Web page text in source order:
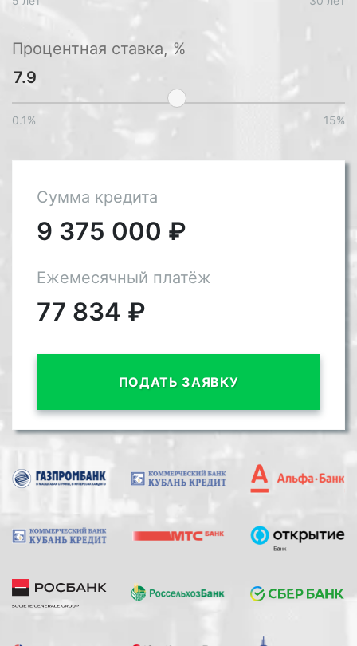
Процентная ставка, %
0.1% 15%
Сумма кредита
9 375 000 ₽
Ежемесячный платёж
77 834 ₽
ПОДАТЬ ЗАЯВКУ